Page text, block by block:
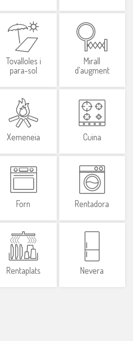
Tovalloles i
para-sol
Mirall
d'augment
Xemeneia Cuina
Forn Rentadora
Rentaplats Nevera